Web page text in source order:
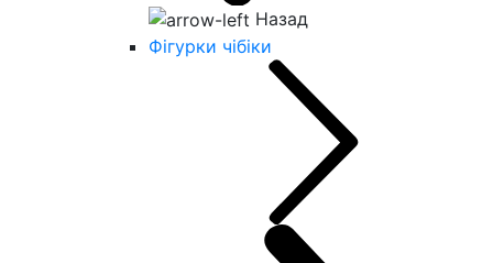
Назад
Фігурки чібіки